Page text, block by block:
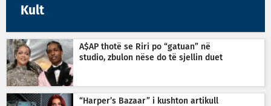
Kult
A$AP thotë se Riri po “gatuan” në
studio, zbulon nëse do të sjellin duet
“Harper’s Bazaar” i kushton artikull